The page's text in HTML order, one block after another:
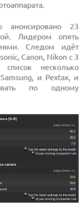
23
Лидером опять
Следом идёт
Canon, Nikon с 3
несколько
и Pextax, и
по одному